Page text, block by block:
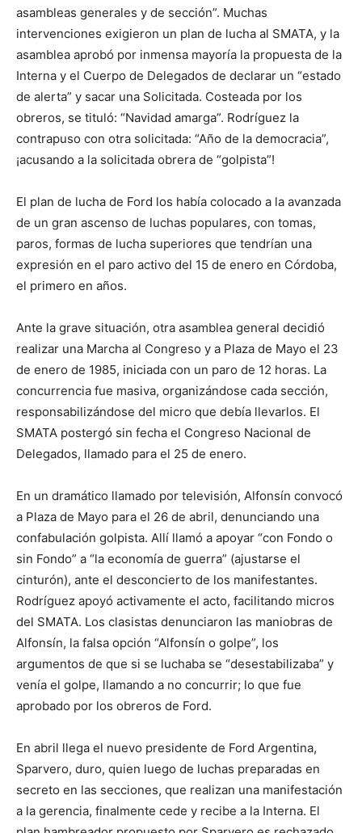
asambleas generales y de sección”. Muchas
intervenciones exigieron un plan de lucha al SMATA, y la
asamblea aprobó por inmensa mayoría la propuesta de la
Interna y el Cuerpo de Delegados de declarar un “estado
de alerta” y sacar una Solicitada. Costeada por los
obreros, se tituló: “Navidad amarga”. Rodríguez la
contrapuso con otra solicitada: “Año de la democracia”,
¡acusando a la solicitada obrera de “golpista”!
El plan de lucha de Ford los había colocado a la avanzada
de un gran ascenso de luchas populares, con tomas,
paros, formas de lucha superiores que tendrían una
expresión en el paro activo del 15 de enero en Córdoba,
el primero en años.
Ante la grave situación, otra asamblea general decidió
realizar una Marcha al Congreso y a Plaza de Mayo el 23
de enero de 1985, iniciada con un paro de 12 horas. La
concurrencia fue masiva, organizándose cada sección,
responsabilizándose del micro que debía llevarlos. El
SMATA postergó sin fecha el Congreso Nacional de
Delegados, llamado para el 25 de enero.
En un dramático llamado por televisión, Alfonsín convocó
a Plaza de Mayo para el 26 de abril, denunciando una
confabulación golpista. Allí llamó a apoyar “con Fondo o
sin Fondo” a “la economía de guerra” (ajustarse el
cinturón), ante el desconcierto de los manifestantes.
Rodríguez apoyó activamente el acto, facilitando micros
del SMATA. Los clasistas denunciaron las maniobras de
Alfonsín, la falsa opción “Alfonsín o golpe”, los
argumentos de que si se luchaba se “desestabilizaba” y
venía el golpe, llamando a no concurrir; lo que fue
aprobado por los obreros de Ford.
En abril llega el nuevo presidente de Ford Argentina,
Sparvero, duro, quien luego de luchas preparadas en
secreto en las secciones, que realizan una manifestación
a la gerencia, finalmente cede y recibe a la Interna. El